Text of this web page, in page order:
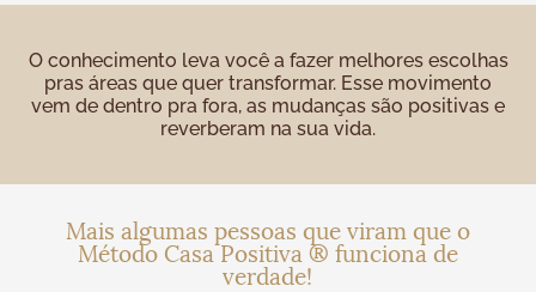
O conhecimento leva você a fazer melhores escolhas
pras áreas que quer transformar. Esse movimento
vem de dentro pra fora, as mudanças são positivas e
reverberam na sua vida.
Mais algumas pessoas que viram que o
Método Casa Positiva ® funciona de
verdade!